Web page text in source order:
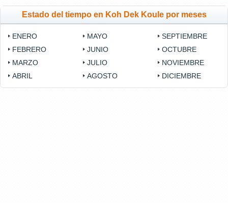
Estado del tiempo en Koh Dek Koule por meses
ENERO
FEBRERO
MARZO
ABRIL
MAYO
JUNIO
JULIO
AGOSTO
SEPTIEMBRE
OCTUBRE
NOVIEMBRE
DICIEMBRE